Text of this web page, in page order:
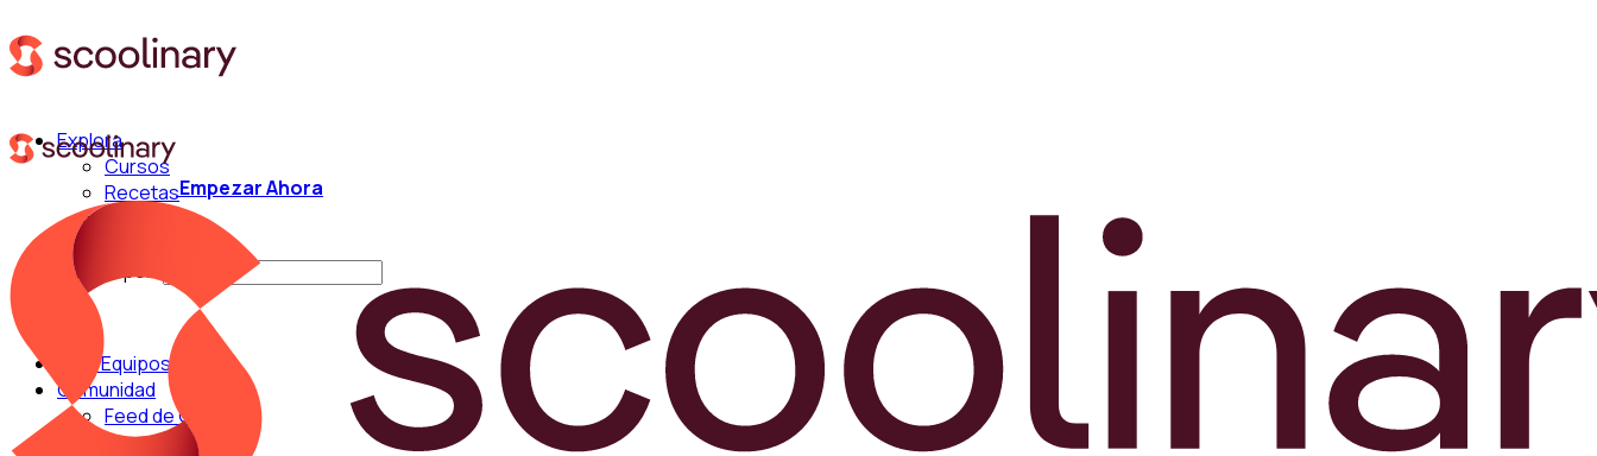
Explora
Cursos
Recetas
Buscar por:
Para Equipos
Comunidad
Feed de Cocina
Blog
Empezar Ahora